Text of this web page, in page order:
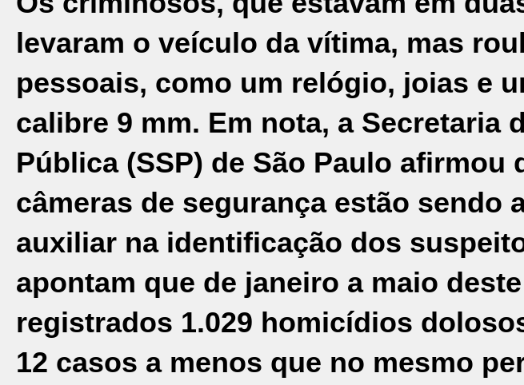
levaram o veículo da vítima, mas
pessoais, como um relógio, joias e
calibre 9 mm. Em nota, a Secretaria
Pública (SSP) de São Paulo afirmou
câmeras de segurança estão sendo
auxiliar na identificação dos
apontam que de janeiro a maio
registrados 1.029 homicídios
12 casos a menos que no mesmo